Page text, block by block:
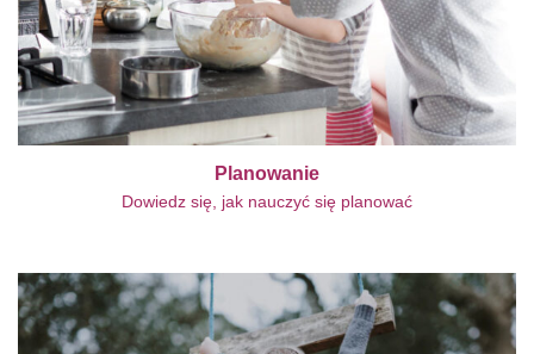
Planowanie
Dowiedz się, jak nauczyć się planować